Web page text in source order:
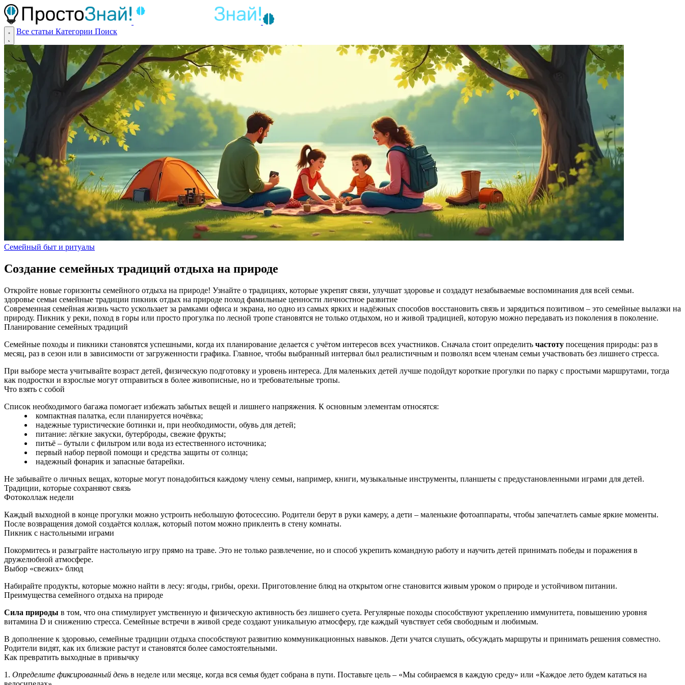
Все статьи Категории Поиск
Семейный быт и ритуалы
Создание семейных традиций отдыха на природе
Откройте новые горизонты семейного отдыха на природе! Узнайте о традициях, которые укрепят связи, улучшат здоровье и создадут незабываемые воспоминания для всей семьи.
здоровье семьи семейные традиции пикник отдых на природе поход фамильные ценности личностное развитие
Современная семейная жизнь часто ускользает за рамками офиса и экрана, но одно из самых ярких и надёжных способов восстановить связь и зарядиться позитивом – это семейные вылазки на
природу. Пикник у реки, поход в горы или просто прогулка по лесной тропе становятся не только отдыхом, но и живой традицией, которую можно передавать из поколения в поколение.
Планирование семейных традиций
Семейные походы и пикники становятся успешными, когда их планирование делается с учётом интересов всех участников. Сначала стоит определить частоту посещения природы: раз в
месяц, раз в сезон или в зависимости от загруженности графика. Главное, чтобы выбранный интервал был реалистичным и позволял всем членам семьи участвовать без лишнего стресса.
При выборе места учитывайте возраст детей, физическую подготовку и уровень интереса. Для маленьких детей лучше подойдут короткие прогулки по парку с простыми маршрутами, тогда
как подростки и взрослые могут отправиться в более живописные, но и требовательные тропы.
Что взять с собой
Список необходимого багажа помогает избежать забытых вещей и лишнего напряжения. К основным элементам относятся:
компактная палатка, если планируется ночёвка;
надежные туристические ботинки и, при необходимости, обувь для детей;
питание: лёгкие закуски, бутерброды, свежие фрукты;
питьё – бутыли с фильтром или вода из естественного источника;
первый набор первой помощи и средства защиты от солнца;
надежный фонарик и запасные батарейки.
Не забывайте о личных вещах, которые могут понадобиться каждому члену семьи, например, книги, музыкальные инструменты, планшеты с предустановленными играми для детей.
Традиции, которые сохраняют связь
Фотоколлаж недели
Каждый выходной в конце прогулки можно устроить небольшую фотосессию. Родители берут в руки камеру, а дети – маленькие фотоаппараты, чтобы запечатлеть самые яркие моменты.
После возвращения домой создаётся коллаж, который потом можно приклеить в стену комнаты.
Пикник с настольными играми
Покормитесь и разыграйте настольную игру прямо на траве. Это не только развлечение, но и способ укрепить командную работу и научить детей принимать победы и поражения в
дружелюбной атмосфере.
Выбор «свежих» блюд
Набирайте продукты, которые можно найти в лесу: ягоды, грибы, орехи. Приготовление блюд на открытом огне становится живым уроком о природе и устойчивом питании.
Преимущества семейного отдыха на природе
Сила природы в том, что она стимулирует умственную и физическую активность без лишнего суета. Регулярные походы способствуют укреплению иммунитета, повышению уровня
витамина D и снижению стресса. Семейные встречи в живой среде создают уникальную атмосферу, где каждый чувствует себя свободным и любимым.
В дополнение к здоровью, семейные традиции отдыха способствуют развитию коммуникационных навыков. Дети учатся слушать, обсуждать маршруты и принимать решения совместно.
Родители видят, как их близкие растут и становятся более самостоятельными.
Как превратить выходные в привычку
1. Определите фиксированный день в неделе или месяце, когда вся семья будет собрана в пути. Поставьте цель – «Мы собираемся в каждую среду» или «Каждое лето будем кататься на